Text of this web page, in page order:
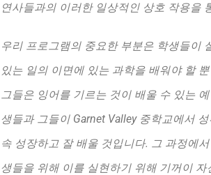
연사들과의 이러한 일상적인 상호 작용을
우리 프로그램의 중요한 부분은 학생들이
있는 일의 이면에 있는 과학을 배워야 할
그들은 잉어를 기르는 것이 배울 수 있는
생들과 그들이 Garnet Valley 중학교에서
속 성장하고 잘 배울 것입니다. 그 과정에
생들을 위해 이를 실현하기 위해 기꺼이